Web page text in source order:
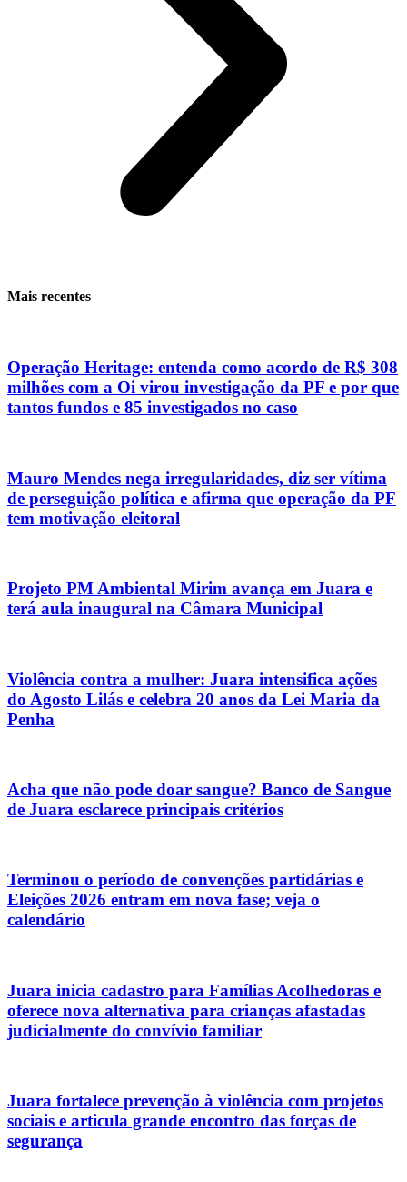
Mais recentes
Operação Heritage: entenda como acordo de R$ 308
milhões com a Oi virou investigação da PF e por que
tantos fundos e 85 investigados no caso
Mauro Mendes nega irregularidades, diz ser vítima
de perseguição política e afirma que operação da PF
tem motivação eleitoral
Projeto PM Ambiental Mirim avança em Juara e
terá aula inaugural na Câmara Municipal
Violência contra a mulher: Juara intensifica ações
do Agosto Lilás e celebra 20 anos da Lei Maria da
Penha
Acha que não pode doar sangue? Banco de Sangue
de Juara esclarece principais critérios
Terminou o período de convenções partidárias e
Eleições 2026 entram em nova fase; veja o
calendário
Juara inicia cadastro para Famílias Acolhedoras e
oferece nova alternativa para crianças afastadas
judicialmente do convívio familiar
Juara fortalece prevenção à violência com projetos
sociais e articula grande encontro das forças de
segurança